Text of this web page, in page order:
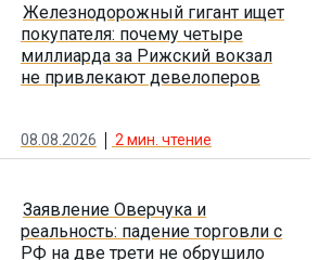
Железнодорожный гигант ищет
покупателя: почему четыре
миллиарда за Рижский вокзал
не привлекают девелоперов
08.08.2026 2 мин. чтение
Заявление Оверчука и
реальность: падение торговли с
РФ на две трети не обрушило